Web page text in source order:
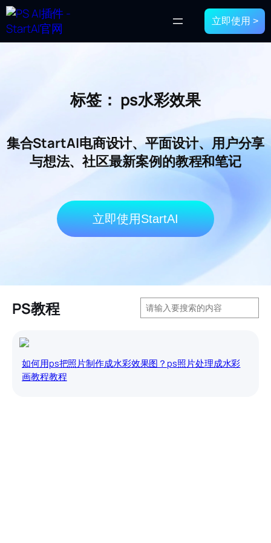
立即使用 >
标签： ps水彩效果
集合StartAI电商设计、平面设计、用户分享
与想法、社区最新案例的教程和笔记
立即使用StartAI
PS教程
搜
索
如何用ps把照片制作成水彩效果图？ps照片处理成水彩
画教程教程